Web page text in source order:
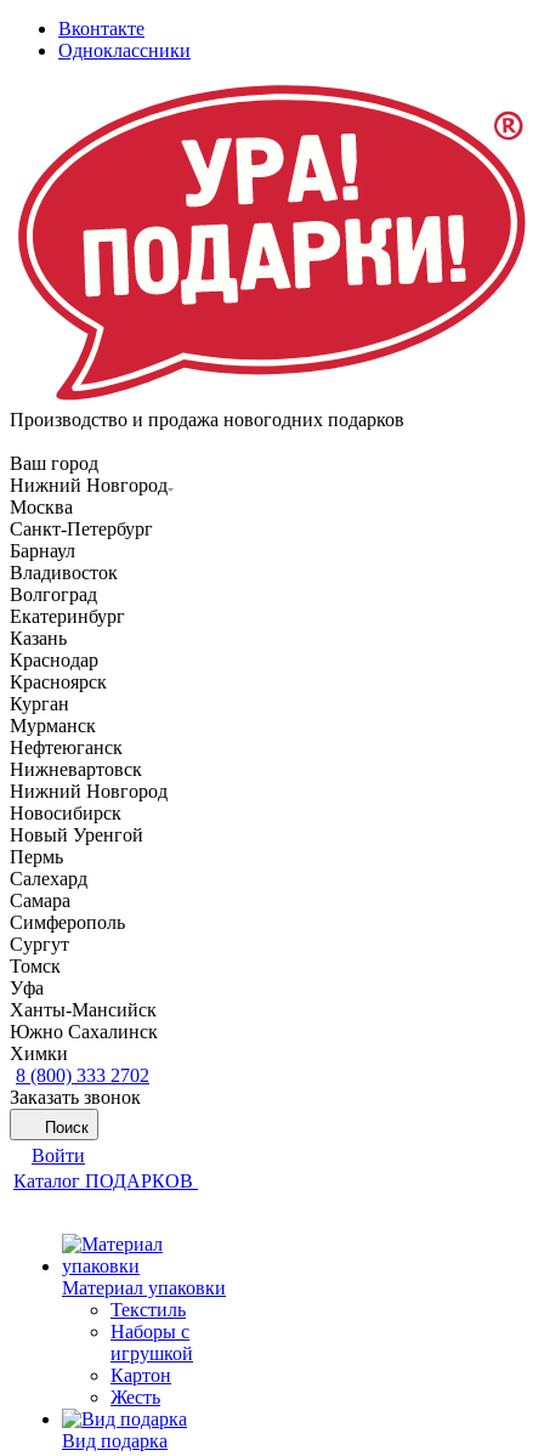
Вконтакте
Одноклассники
Производство и продажа новогодних подарков
Ваш город
Нижний Новгород
Москва
Санкт-Петербург
Барнаул
Владивосток
Волгоград
Екатеринбург
Казань
Краснодар
Красноярск
Курган
Мурманск
Нефтеюганск
Нижневартовск
Нижний Новгород
Новосибирск
Новый Уренгой
Пермь
Салехард
Самара
Симферополь
Сургут
Томск
Уфа
Ханты-Мансийск
Южно Сахалинск
Химки
8 (800) 333 2702
Заказать звонок
Поиск
Войти
Каталог ПОДАРКОВ
Материал упаковки
Текстиль
Наборы с
игрушкой
Картон
Жесть
Вид подарка